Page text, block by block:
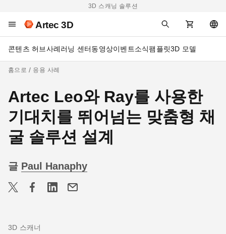
3D 스캐닝 솔루션
Artec 3D
콘텐츠 허브사례러닝 센터동영상이벤트소식팸플릿3D 모델
홈으로 응용 사례
Artec Leo와 Ray를 사용한
기대치를 뛰어넘는 맞춤형 채
굴 솔루션 설계
글 Paul Hanaphy
3D 스캐너